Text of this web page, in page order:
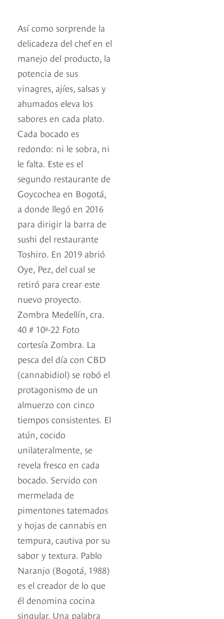
Así como sorprende la
delicadeza del chef en el
manejo del producto, la
potencia de sus
vinagres, ajíes, salsas y
ahumados eleva los
sabores en cada plato.
Cada bocado es
redondo: ni le sobra, ni
le falta. Este es el
segundo restaurante de
Goycochea en Bogotá,
a donde llegó en 2016
para dirigir la barra de
sushi del restaurante
Toshiro. En 2019 abrió
Oye, Pez, del cual se
retiró para crear este
nuevo proyecto.
Zombra Medellín, cra.
40 # 10ª-22 Foto
cortesía Zombra. La
pesca del día con CBD
(cannabidiol) se robó el
protagonismo de un
almuerzo con cinco
tiempos consistentes. El
atún, cocido
unilateralmente, se
revela fresco en cada
bocado. Servido con
mermelada de
pimentones tatemados
y hojas de cannabis en
tempura, cautiva por su
sabor y textura. Pablo
Naranjo (Bogotá, 1988)
es el creador de lo que
él denomina cocina
singular. Una palabra